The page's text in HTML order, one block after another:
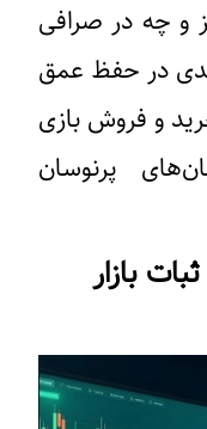
و چه در صرافی
در حفظ عمق
و فروش بازی
پرنوسان
بازار